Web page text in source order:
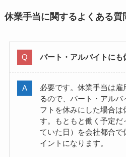
休業手当に関するよくある質
パート・アルバイトにも
必要です。休業手当は
るので、パート・アル
フトを休みにした場合は
す。もともと働く予定だ
ていた日）を会社都合
イントになります。